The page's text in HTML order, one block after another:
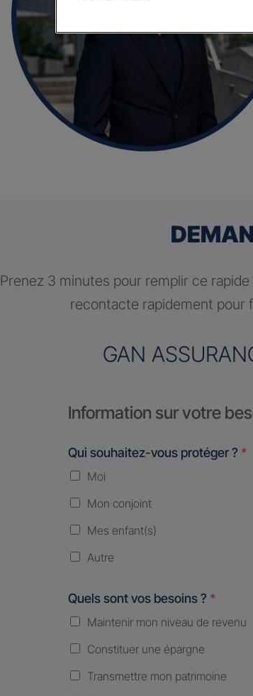
Prenez 3 minutes pour remplir ce
recontacte rapidement pour
GAN
Information sur votre
Qui souhaitez-vous protéger ? *
Moi
Mon conjoint
Mes enfant(s)
Autre
Quels sont vos besoins ? *
Maintenir mon niveau de revenu
Constituer une épargne
Transmettre mon patrimoine